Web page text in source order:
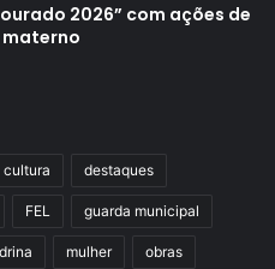
2026” com ações de
cultura destaques
FEL guarda municipal
mulher obras